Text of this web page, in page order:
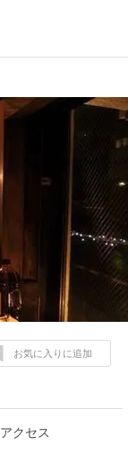
お気に入りに追加
アクセス